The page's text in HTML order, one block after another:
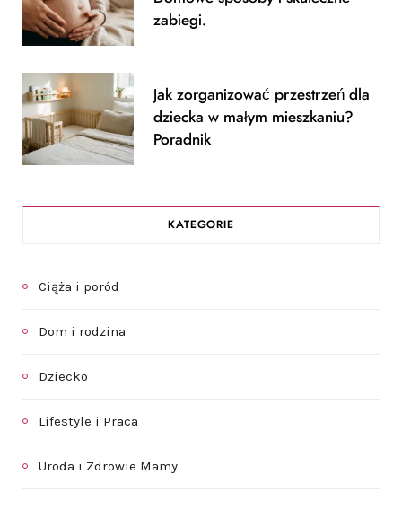
zabiegi.
Jak zorganizować przestrzeń dla
dziecka w małym mieszkaniu?
Poradnik
KATEGORIE
Ciąża i poród
Dom i rodzina
Dziecko
Lifestyle i Praca
Uroda i Zdrowie Mamy